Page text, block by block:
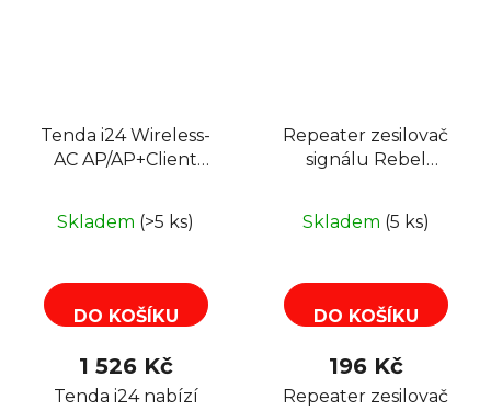
Tenda i24 Wireless-
AC AP/AP+Client
Skladem (>5 ks)
DO KOŠÍKU
1 526 Kč
Tenda i24 nabízí
Repeater zesilovač
signálu Rebel
Skladem (5 ks)
DO KOŠÍKU
196 Kč
Repeater zesilovač